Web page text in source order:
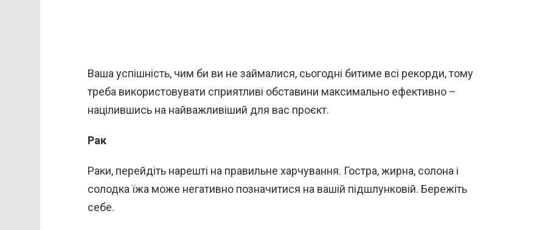
Ваша успішність, чим би ви не займалися, сьогодні битиме всі рекорди, тому
треба використовувати сприятливі обставини максимально ефективно –
націлившись на найважливіший для вас проєкт.
Рак
Раки, перейдіть нарешті на правильне харчування. Гостра, жирна, солона і
солодка їжа може негативно позначитися на вашій підшлунковій. Бережіть
себе.